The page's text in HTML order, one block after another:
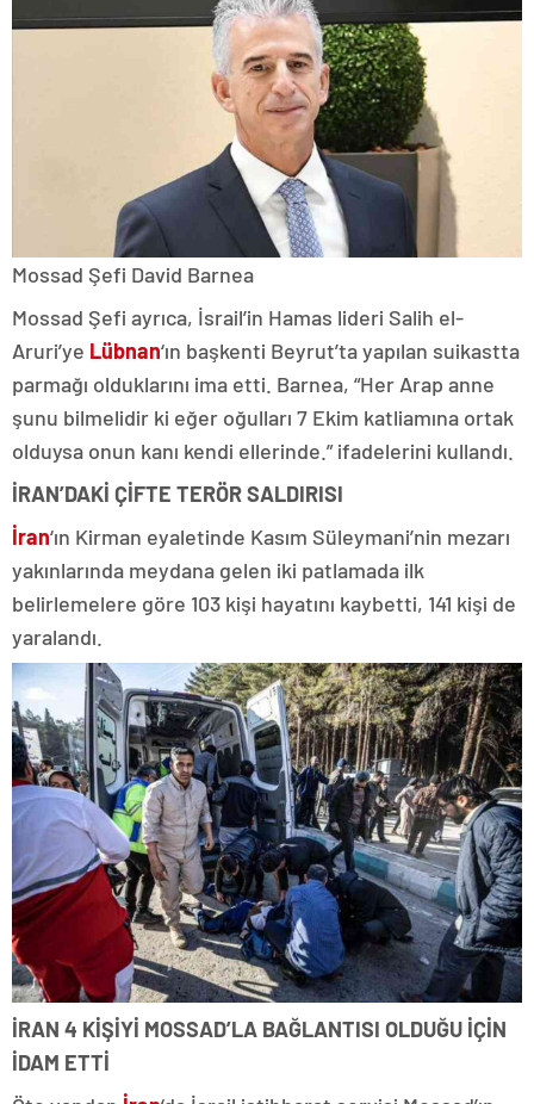
Mossad Şefi David Barnea
Mossad Şefi ayrıca, İsrail’in Hamas lideri Salih el-
Aruri’ye Lübnan‘ın başkenti Beyrut’ta yapılan suikastta
parmağı olduklarını ima etti. Barnea, “Her Arap anne
şunu bilmelidir ki eğer oğulları 7 Ekim katliamına ortak
olduysa onun kanı kendi ellerinde.” ifadelerini kullandı.
İRAN’DAKİ ÇİFTE TERÖR SALDIRISI
İran‘ın Kirman eyaletinde Kasım Süleymani’nin mezarı
yakınlarında meydana gelen iki patlamada ilk
belirlemelere göre 103 kişi hayatını kaybetti, 141 kişi de
yaralandı.
İRAN 4 KİŞİYİ MOSSAD’LA BAĞLANTISI OLDUĞU İÇİN
İDAM ETTİ